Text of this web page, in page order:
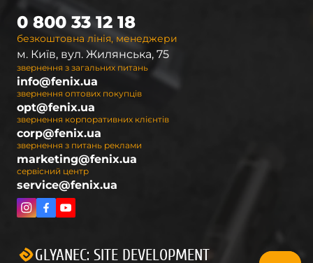
безкоштовна лінія, менеджери
0 800 33 12 18
м. Київ, вул. Жилянська, 75
звернення з загальних питань
info@fenix.ua
звернення оптових покупців
opt@fenix.ua
звернення корпоративних клієнтів
corp@fenix.ua
звернення з питань реклами
marketing@fenix.ua
сервісний центр
service@fenix.ua
GLYANEC: SITE DEVELOPMENT